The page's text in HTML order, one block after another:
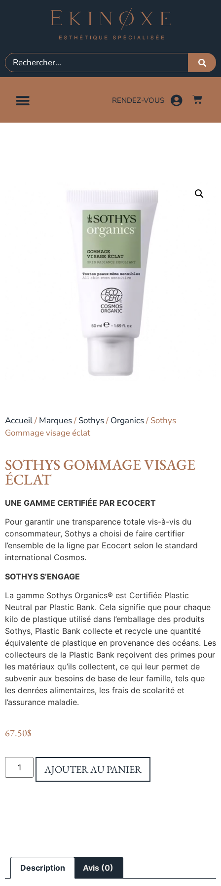
RENDEZ-VOUS
Accueil/ Marques/ Sothys/ Organics/ Sothys
Gommage visage éclat
SOTHYS GOMMAGE VISAGE
ÉCLAT
UNE GAMME CERTIFIÉE PAR ECOCERT
Pour garantir une transparence totale vis-à-vis du
consommateur, Sothys a choisi de faire certifier
l’ensemble de la ligne par Ecocert selon le standard
international Cosmos.
SOTHYS S’ENGAGE
La gamme Sothys Organics® est Certifiée Plastic
Neutral par Plastic Bank. Cela signifie que pour chaque
kilo de plastique utilisé dans l’emballage des produits
Sothys, Plastic Bank collecte et recycle une quantité
équivalente de plastique en provenance des océans. Les
collecteurs de la Plastic Bank reçoivent des primes pour
les matériaux qu’ils collectent, ce qui leur permet de
subvenir aux besoins de base de leur famille, tels que
les denrées alimentaires, les frais de scolarité et
l’assurance maladie.
67.50$
AJOUTER AU PANIER
Description Avis (0)